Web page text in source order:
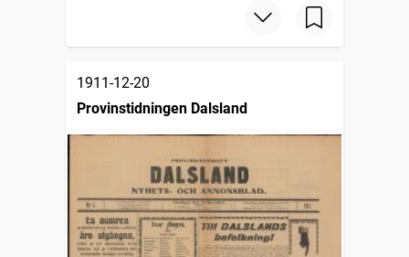
1911-12-20
Provinstidningen Dalsland